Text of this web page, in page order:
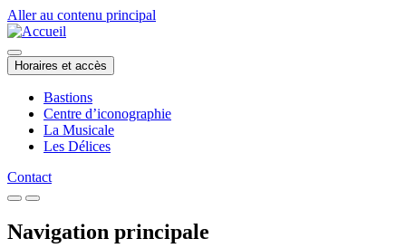
Aller au contenu principal
Horaires et accès
Bastions
Centre d’iconographie
La Musicale
Les Délices
Contact
Navigation principale